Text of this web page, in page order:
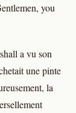
you
a vu son
une pinte
la